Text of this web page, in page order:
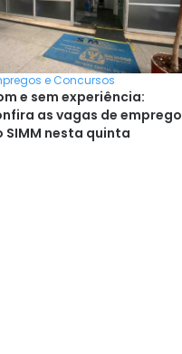
e Concursos
e sem experiência:
as vagas de emprego
SIMM nesta quinta